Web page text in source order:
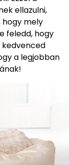
ellazulni,
mely
feledd, hogy
kedvenced
a legjobban